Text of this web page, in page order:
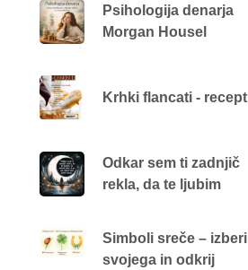
Psihologija denarja
Morgan Housel
Krhki flancati - recept
Odkar sem ti zadnjič
rekla, da te ljubim
Simboli sreče – izberi
svojega in odkrij